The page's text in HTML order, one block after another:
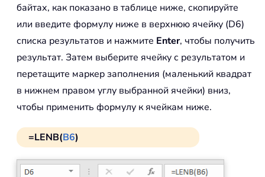
байтах, как показано в таблице ниже, скопируйте
или введите формулу ниже в верхнюю ячейку (D6)
списка результатов и нажмите Enter, чтобы получить
результат. Затем выберите ячейку с результатом и
перетащите маркер заполнения (маленький квадрат
в нижнем правом углу выбранной ячейки) вниз,
чтобы применить формулу к ячейкам ниже.
=LENB(B6)